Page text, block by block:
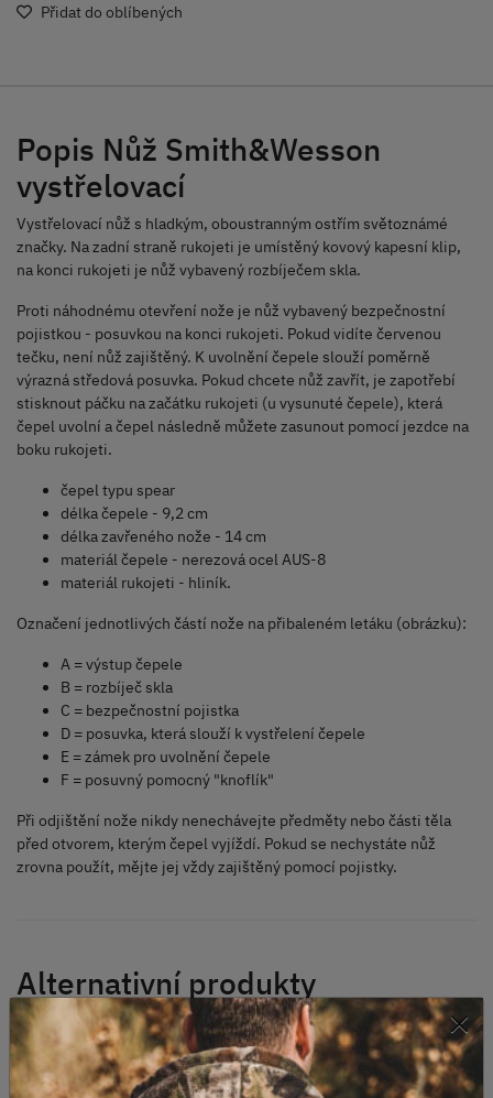
Přidat do oblíbených
Popis Nůž Smith&Wesson
vystřelovací
Vystřelovací nůž s hladkým, oboustranným ostřím světoznámé
značky. Na zadní straně rukojeti je umístěný kovový kapesní klip,
na konci rukojeti je nůž vybavený rozbíječem skla.
Proti náhodnému otevření nože je nůž vybavený bezpečnostní
pojistkou - posuvkou na konci rukojeti. Pokud vidíte červenou
tečku, není nůž zajištěný. K uvolnění čepele slouží poměrně
výrazná středová posuvka. Pokud chcete nůž zavřít, je zapotřebí
stisknout páčku na začátku rukojeti (u vysunuté čepele), která
čepel uvolní a čepel následně můžete zasunout pomocí jezdce na
boku rukojeti.
čepel typu spear
délka čepele - 9,2 cm
délka zavřeného nože - 14 cm
materiál čepele - nerezová ocel AUS-8
materiál rukojeti - hliník.
Označení jednotlivých částí nože na přibaleném letáku (obrázku):
A = výstup čepele
B = rozbíječ skla
C = bezpečnostní pojistka
D = posuvka, která slouží k vystřelení čepele
E = zámek pro uvolnění čepele
F = posuvný pomocný "knoflík"
Při odjištění nože nikdy nenechávejte předměty nebo části těla
před otvorem, kterým čepel vyjíždí. Pokud se nechystáte nůž
zrovna použít, mějte jej vždy zajištěný pomocí pojistky.
Alternativní produkty
×